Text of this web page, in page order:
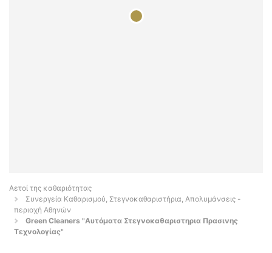
Αετοί της καθαριότητας
Συνεργεία Καθαρισμού, Στεγνοκαθαριστήρια, Απολυμάνσεις -
περιοχή Αθηνών
Green Cleaners "Αυτόματα Στεγνοκαθαριστηρια Πρασινης
Τεχνολογίας"